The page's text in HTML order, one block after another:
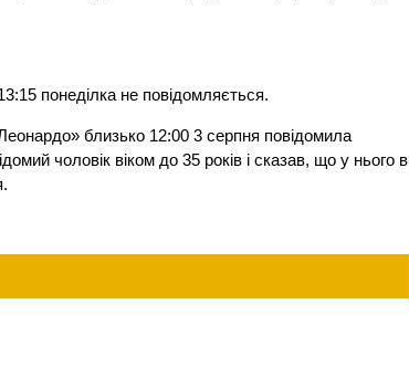
понеділка не повідомляється.
близько 12:00 3 серпня повідомила
чоловік віком до 35 років і сказав, що у нього в